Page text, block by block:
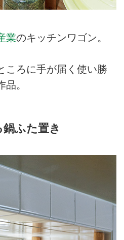
業のキッチンワゴン。
ころに手が届く使い勝
。
ふた置き